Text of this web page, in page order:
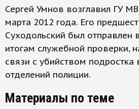
Сергей Умнов возглавил ГУ
марта 2012 года. Его
Суходольский был отправлен
итогам служебной проверки,
связи с убийством подростка
отделений полиции.
Материалы по теме